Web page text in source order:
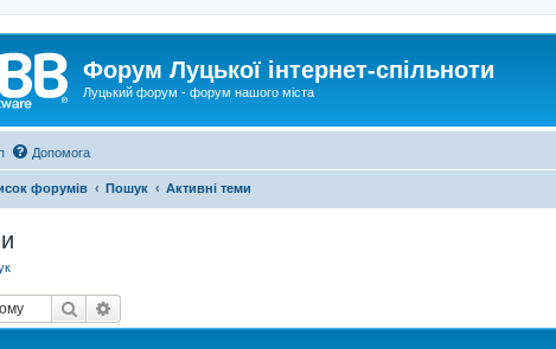
Форум Луцької інтернет-спільноти
Луцький форум - форум нашого міста
Допомога
форумів Пошук Активні теми
Пошук